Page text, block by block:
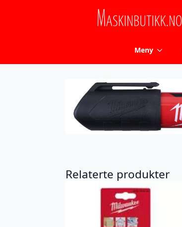
Meny
Relaterte produkter